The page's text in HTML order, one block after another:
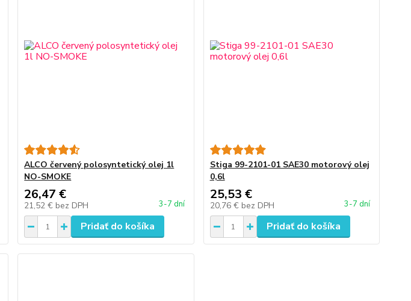
ALCO červený polosyntetický olej 1l
NO-SMOKE
26,47 €
21,52 € bez DPH 3-7 dní
Pridať do košíka
Stiga 99-2101-01 SAE30 motorový olej
0,6l
25,53 €
20,76 € bez DPH 3-7 dní
Pridať do košíka